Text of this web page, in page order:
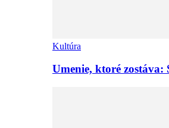
Kultúra
Umenie, ktoré